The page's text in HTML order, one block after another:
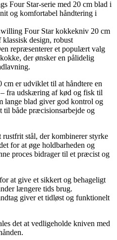
Four Star-serie med 20 cm blad i
og komfortabel håndtering i
Four Star kokkekniv 20 cm
design, robust
repræsenterer et populært valg
der ønsker en pålidelig
er udviklet til at håndtere en
fra udskæring af kød og fisk til
lange blad giver god kontrol og
til både præcisionsarbejde og
stål, der kombinerer styrke
for at øge holdbarheden og
proces bidrager til et præcist og
at give et sikkert og behageligt
længere tids brug.
giver et tidløst og funktionelt
det at vedligeholde kniven med